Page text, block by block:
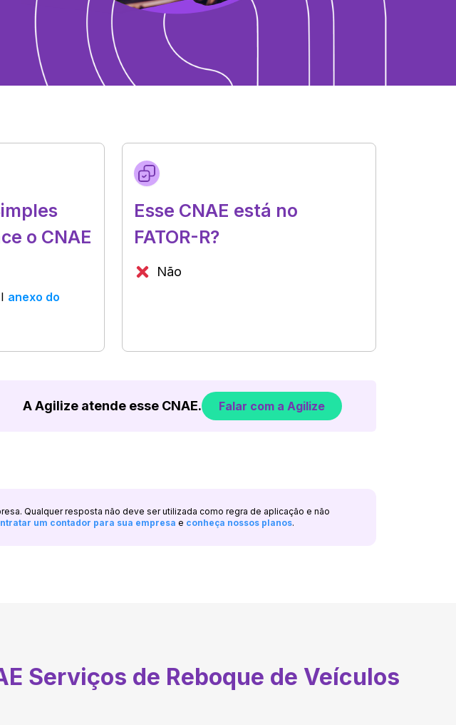
o CNAE
anexo do
Esse CNAE está no
FATOR-R?
Não
A Agilize atende esse CNAE. Falar com a Agilize
Qualquer resposta não deve ser utilizada como regra de aplicação e não
um contador para sua empresa e conheça nossos planos.
Serviços de Reboque de Veículos